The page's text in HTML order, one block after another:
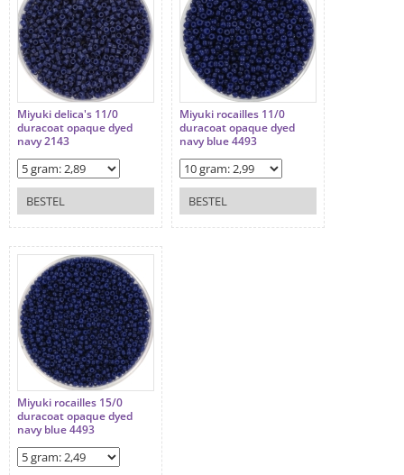
Miyuki delica's 11/0
duracoat opaque dyed
navy 2143
BESTEL
Miyuki rocailles 11/0
duracoat opaque dyed
navy blue 4493
BESTEL
Miyuki rocailles 15/0
duracoat opaque dyed
navy blue 4493